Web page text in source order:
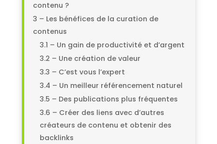
contenu ?
3 – Les bénéfices de la curation de
contenus
3.1 – Un gain de productivité et d’argent
3.2 – Une création de valeur
3.3 – C’est vous l’expert
3.4 – Un meilleur référencement naturel
3.5 – Des publications plus fréquentes
3.6 – Créer des liens avec d’autres
créateurs de contenu et obtenir des
backlinks